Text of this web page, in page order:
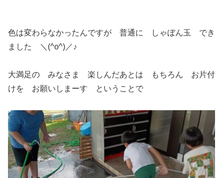
色は変わらなかったんですが 普通に しゃぼん玉 でき
ました ＼(^o^)／♪
大満足の みなさま 楽しんだあとは もちろん お片付
けを お願いしまーす ということで